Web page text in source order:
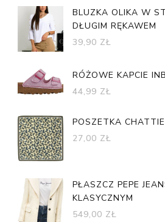
BLUZKA OLIKA W
DŁUGIM RĘKAWEM
39,90 ZŁ
RÓŻOWE KAPCIE
44,99 ZŁ
POSZETKA
27,00 ZŁ
PŁASZCZ PEPE
KLASYCZNYM
549,00 ZŁ